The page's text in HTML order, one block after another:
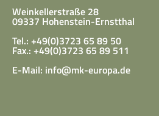
Weinkellerstraße 28
09337 Hohenstein-Ernstthal
Tel.: +49(0)3723 65 89 50
Fax.: +49(0)3723 65 89 511
E-Mail: info@mk-europa.de